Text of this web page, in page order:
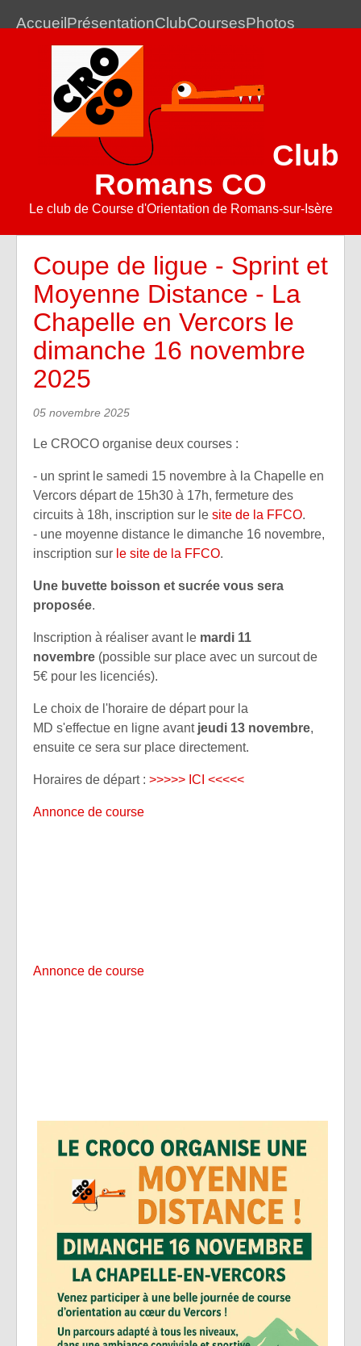
Accueil PrésentationClubCoursesPhotos
Club
Romans CO
Le club de Course d'Orientation de Romans-sur-Isère
Coupe de ligue - Sprint et
Moyenne Distance - La
Chapelle en Vercors le
dimanche 16 novembre
2025
05 novembre 2025
Le CROCO organise deux courses :
- un sprint le samedi 15 novembre à la Chapelle en
Vercors départ de 15h30 à 17h, fermeture des
circuits à 18h, inscription sur le site de la FFCO.
- une moyenne distance le dimanche 16 novembre,
inscription sur le site de la FFCO.
Une buvette boisson et sucrée vous sera
proposée.
Inscription à réaliser avant le mardi 11
novembre (possible sur place avec un surcout de
5€ pour les licenciés).
Le choix de l'horaire de départ pour la
MD s'effectue en ligne avant jeudi 13 novembre,
ensuite ce sera sur place directement.
Horaires de départ : >>>>> ICI <<<<<
Annonce de course
Annonce de course